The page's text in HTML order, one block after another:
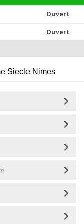
Ouvert
Ouvert
Siecle Nimes